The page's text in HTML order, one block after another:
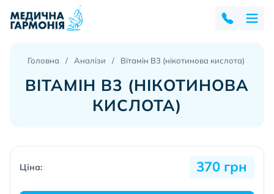
Головна Аналізи Вітамін В3 (нікотинова кислота)
ВІТАМІН В3 (НІКОТИНОВА
КИСЛОТА)
Ціна: 370 грн